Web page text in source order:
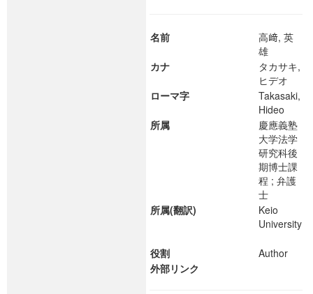
名前
高﨑, 英
雄
カナ
タカサキ,
ヒデオ
ローマ字
Takasaki,
Hideo
所属
慶應義塾
大学法学
研究科後
期博士課
程 ; 弁護
士
所属(翻訳)
Keio
University
役割
Author
外部リンク